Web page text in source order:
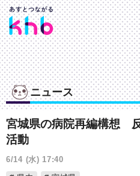
ニュース
宮城県の病院再編構想
活動
6/14 (水) 17:40